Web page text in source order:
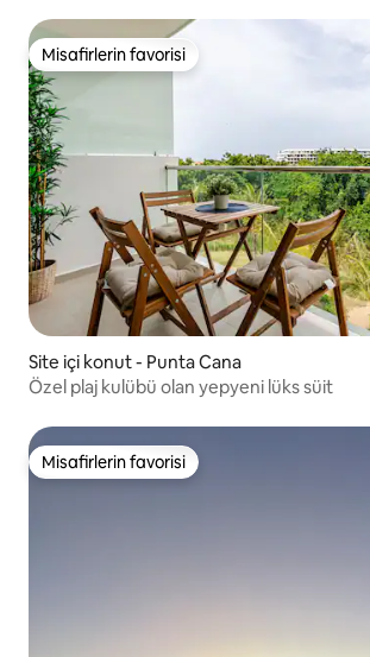
Misafirlerin favorisi
Misafirlerin favorisi
Site içi konut - Punta Cana
Özel plaj kulübü olan yepyeni lüks süit
Misafirlerin favorisi
Misafirlerin favorisi